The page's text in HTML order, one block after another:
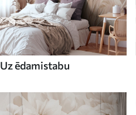
Uz ēdamistabu